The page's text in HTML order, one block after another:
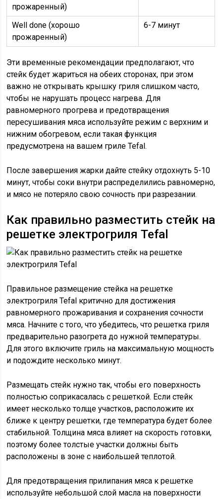
прожаренный)
Well done (хорошо
прожаренный)
6-7 минут
Эти временные рекомендации предполагают, что
стейк будет жариться на обеих сторонах, при этом
важно не открывать крышку гриля слишком часто,
чтобы не нарушать процесс нагрева. Для
равномерного прогрева и предотвращения
пересушивания мяса используйте режим с верхним и
нижним обогревом, если такая функция
предусмотрена на вашем гриле Tefal.
После завершения жарки дайте стейку отдохнуть 5-10
минут, чтобы соки внутри распределились равномерно,
и мясо не потеряло свою сочность при разрезании.
Как правильно разместить стейк на
решетке электрогриля Tefal
Правильное размещение стейка на решетке
электрогриля Tefal критично для достижения
равномерного прожаривания и сохранения сочности
мяса. Начните с того, что убедитесь, что решетка гриля
предварительно разогрета до нужной температуры.
Для этого включите гриль на максимальную мощность
и подождите несколько минут.
Размещать стейк нужно так, чтобы его поверхность
полностью соприкасалась с решеткой. Если стейк
имеет несколько толще участков, расположите их
ближе к центру решетки, где температура будет более
стабильной. Толщина мяса влияет на скорость готовки,
поэтому более толстые участки должны быть
расположены в зоне с наибольшей теплотой.
Для предотвращения прилипания мяса к решетке
используйте небольшой слой масла на поверхности